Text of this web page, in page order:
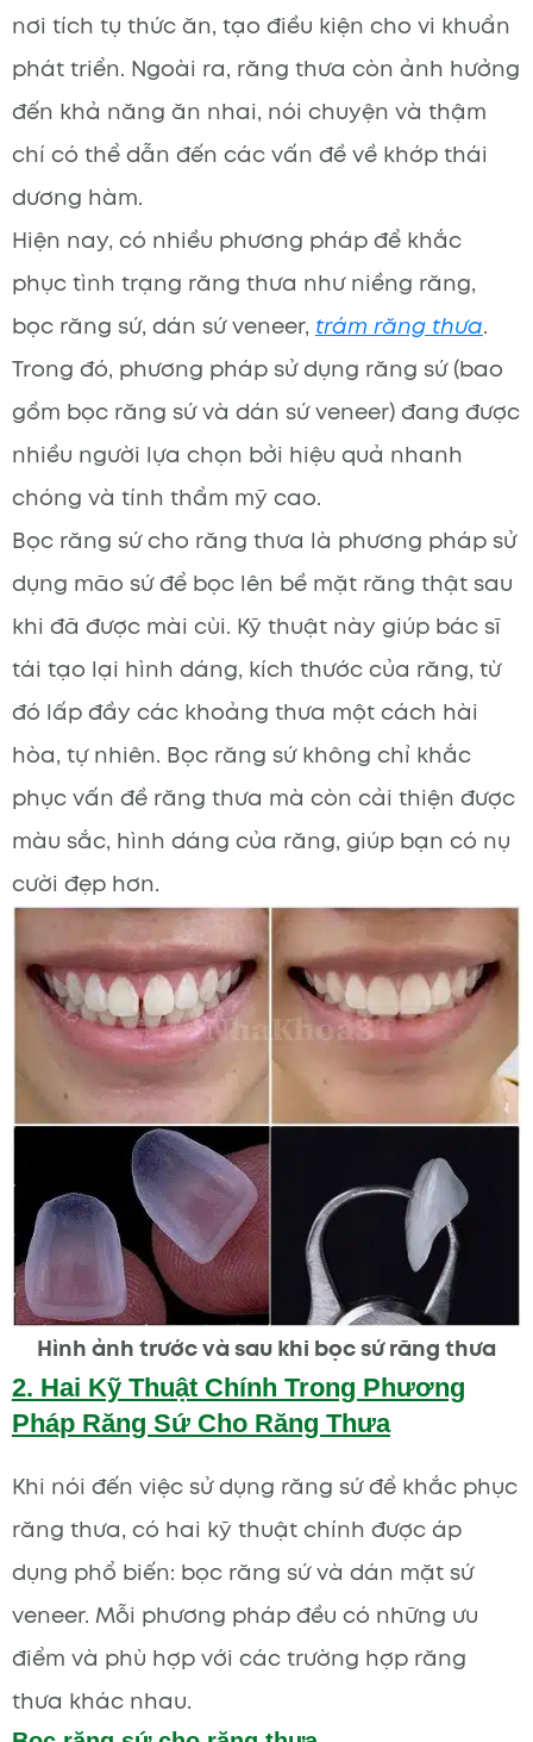
nơi tích tụ thức ăn, tạo điều kiện cho vi khuẩn
phát triển. Ngoài ra, răng thưa còn ảnh hưởng
đến khả năng ăn nhai, nói chuyện và thậm
chí có thể dẫn đến các vấn đề về khớp thái
dương hàm.
Hiện nay, có nhiều phương pháp để khắc
phục tình trạng răng thưa như niềng răng,
bọc răng sứ, dán sứ veneer, trám răng thưa.
Trong đó, phương pháp sử dụng răng sứ (bao
gồm bọc răng sứ và dán sứ veneer) đang được
nhiều người lựa chọn bởi hiệu quả nhanh
chóng và tính thẩm mỹ cao.
Bọc răng sứ cho răng thưa là phương pháp sử
dụng mão sứ để bọc lên bề mặt răng thật sau
khi đã được mài cùi. Kỹ thuật này giúp bác sĩ
tái tạo lại hình dáng, kích thước của răng, từ
đó lấp đầy các khoảng thưa một cách hài
hòa, tự nhiên. Bọc răng sứ không chỉ khắc
phục vấn đề răng thưa mà còn cải thiện được
màu sắc, hình dáng của răng, giúp bạn có nụ
cười đẹp hơn.
Hình ảnh trước và sau khi bọc sứ răng thưa
2. Hai Kỹ Thuật Chính Trong Phương
Pháp Răng Sứ Cho Răng Thưa
Khi nói đến việc sử dụng răng sứ để khắc phục
răng thưa, có hai kỹ thuật chính được áp
dụng phổ biến: bọc răng sứ và dán mặt sứ
veneer. Mỗi phương pháp đều có những ưu
điểm và phù hợp với các trường hợp răng
thưa khác nhau.